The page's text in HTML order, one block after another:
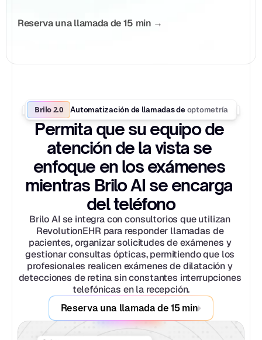
Reserva una llamada de 15 min →
Brilo 2.0 Automatización de llamadas de optometría
Permita que su equipo de
atención de la vista se
enfoque en los exámenes
mientras Brilo AI se encarga
del teléfono
Brilo AI se integra con consultorios que utilizan
RevolutionEHR para responder llamadas de
pacientes, organizar solicitudes de exámenes y
gestionar consultas ópticas, permitiendo que los
profesionales realicen exámenes de dilatación y
detecciones de retina sin constantes interrupciones
telefónicas en la recepción.
Reserva una llamada de 15 min